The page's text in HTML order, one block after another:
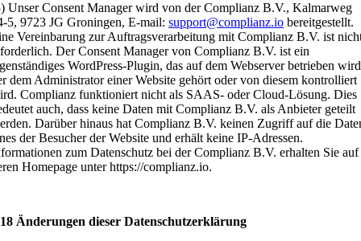
Unser Consent Manager wird von der Complianz B.V., Kalmarweg
5, 9723 JG Groningen, E-mail: support@complianz.io bereitgestellt.
Vereinbarung zur Auftragsverarbeitung mit Complianz B.V. ist
Der Consent Manager von Complianz B.V. ist ein
WordPress-Plugin, das auf dem Webserver betrieben
dem Administrator einer Website gehört oder von diesem kontrolliert
Complianz funktioniert nicht als SAAS- oder Cloud-Lösung. Dies
auch, dass keine Daten mit Complianz B.V. als Anbieter geteilt
Darüber hinaus hat Complianz B.V. keinen Zugriff auf die
der Besucher der Website und erhält keine IP-Adressen.
zum Datenschutz bei der Complianz B.V. erhalten Sie auf
Homepage unter https://complianz.io.
Änderungen dieser Datenschutzerklärung